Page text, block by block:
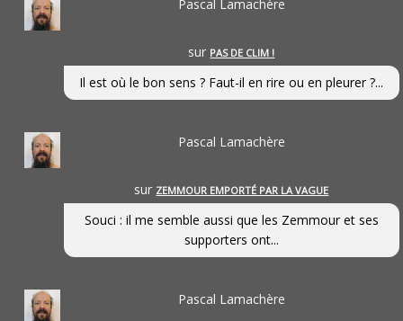
Pascal Lamachère
sur PAS DE CLIM !
Il est où le bon sens ? Faut-il en rire ou en pleurer ?...
Pascal Lamachère
sur ZEMMOUR EMPORTÉ PAR LA VAGUE
Souci : il me semble aussi que les Zemmour et ses
supporters ont...
Pascal Lamachère